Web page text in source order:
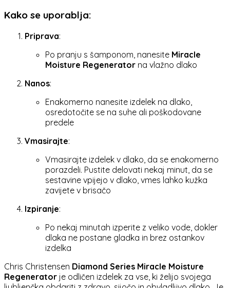
Kako se uporablja:
Priprava:
Po pranju s šamponom, nanesite Miracle
Moisture Regenerator na vlažno dlako
Nanos:
Enakomerno nanesite izdelek na dlako,
osredotočite se na suhe ali poškodovane
predele
Vmasirajte:
Vmasirajte izdelek v dlako, da se enakomerno
porazdeli. Pustite delovati nekaj minut, da se
sestavine vpijejo v dlako, vmes lahko kužka
zavijete v brisačo
Izpiranje:
Po nekaj minutah izperite z veliko vode, dokler
dlaka ne postane gladka in brez ostankov
izdelka
Chris Christensen Diamond Series Miracle Moisture
Regenerator je odličen izdelek za vse, ki želijo svojega